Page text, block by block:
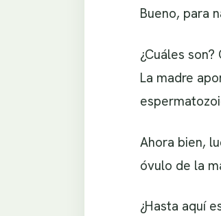
Bueno, para
¿Cuáles
La madre
Ahora bien,
óvulo de la
¿Hasta aquí